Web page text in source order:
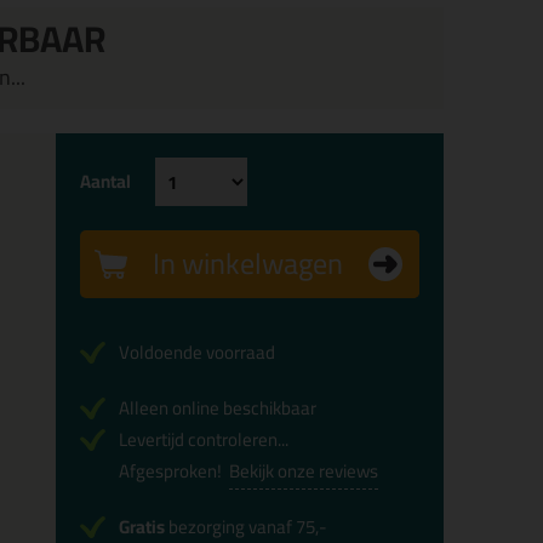
Aantal
In winkelwagen
Voldoende voorraad
Alleen online beschikbaar
Levertijd controleren...
Afgesproken! Bekijk onze reviews
Gratisbezorging vanaf 75,-